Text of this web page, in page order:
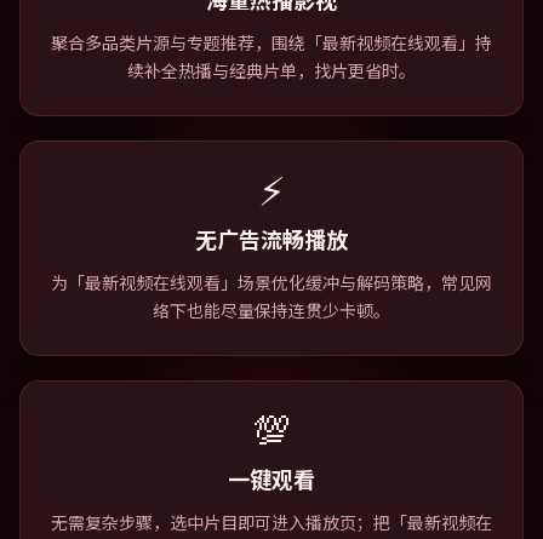
聚合多品类片源与专题推荐，围绕「最新视频在线观看」持
续补全热播与经典片单，找片更省时。
⚡
无广告流畅播放
为「最新视频在线观看」场景优化缓冲与解码策略，常见网
络下也能尽量保持连贯少卡顿。
💯
一键观看
无需复杂步骤，选中片目即可进入播放页；把「最新视频在